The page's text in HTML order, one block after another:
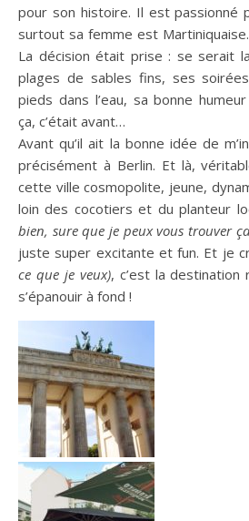
pour son histoire. Il est passionné
surtout sa femme est Martiniquaise.
La décision était prise : se serait
plages de sables fins, ses
pieds dans l’eau, sa bonne
ça, c’était avant…
Avant qu’il ait la bonne idée de
précisément à Berlin. Et là,
cette ville cosmopolite, jeune,
loin des cocotiers et du planteur
bien, sure que je peux vous trouver
juste super excitante et fun. Et je
ce que je veux), c’est la
s’épanouir à fond !